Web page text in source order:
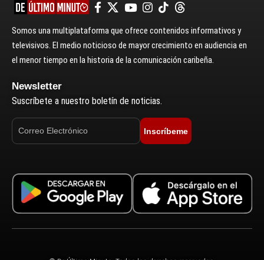
Somos una multiplataforma que ofrece contenidos informativos y
televisivos. El medio noticioso de mayor crecimiento en audiencia en
el menor tiempo en la historia de la comunicación caribeña.
Newsletter
Suscríbete a nuestro boletín de noticias.
Inscríbeme